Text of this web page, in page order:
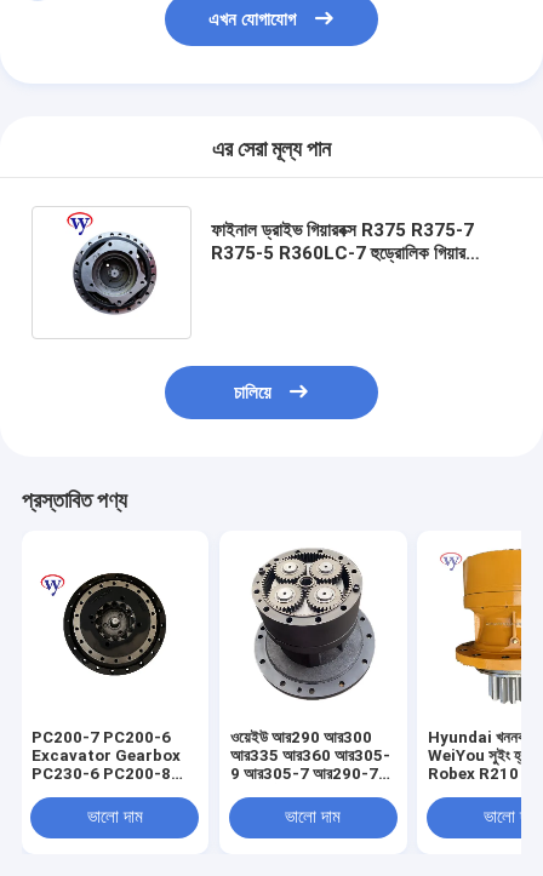
এখন যোগাযোগ
এর সেরা মূল্য পান
ফাইনাল ড্রাইভ গিয়ারবক্স R375 R375-7
R375-5 R360LC-7 হুড্রোলিক গিয়ার
চালিয়ে
প্রস্তাবিত পণ্য
PC200-7 PC200-6
Excavator Gearbox
PC230-6 PC200-8
Gearbox 20Y-27-
00300
ভালো দাম
ওয়েইউ আর290 আর300
আর335 আর360 আর305-
9 আর305-7 আর290-7
গিয়ারবক্স রোটারি রিডাক্টর
31এন9-10181 31এন9-
ভালো দাম
Hyundai
WeiYou সুইং হ্রাস
Robex R210
10180 31N6-
ভালো দাম